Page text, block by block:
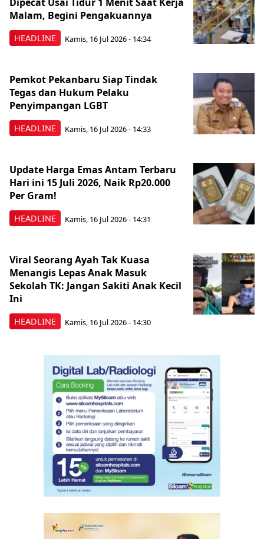
HEADLINE
Malam, Begini Pengakuannya
Kamis, 16 Jul 2026 - 14:34
HEADLINE
Pemkot Pekanbaru Siap Tindak
Tegas dan Hukum Pelaku
Penyimpangan LGBT
Kamis, 16 Jul 2026 - 14:33
HEADLINE
Update Harga Emas Antam Terbaru
Hari ini 15 Juli 2026, Naik Rp20.000
Per Gram!
Kamis, 16 Jul 2026 - 14:31
HEADLINE
Viral Seorang Ayah Tak Kuasa
Menangis Lepas Anak Masuk
Sekolah TK: Jangan Sakiti Anak Kecil
Ini
Kamis, 16 Jul 2026 - 14:30